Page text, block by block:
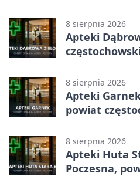
8 sierpnia 2026
Apteki
8 sierpnia 2026
Apteki
powiat
8 sierpnia 2026
Apteki Huta
Poczesna,